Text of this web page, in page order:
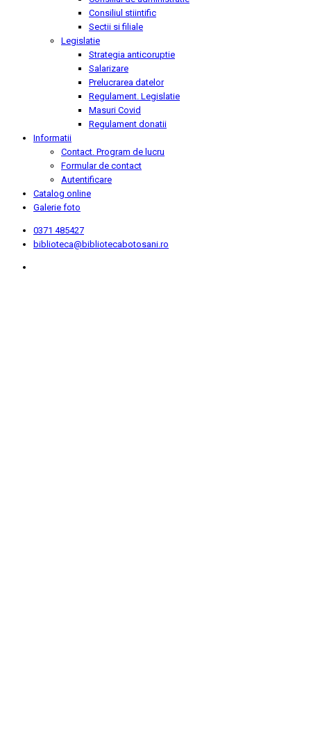
Consiliul stiintific
Sectii si filiale
Legislatie
Strategia anticoruptie
Salarizare
Prelucrarea datelor
Regulament. Legislatie
Masuri Covid
Regulament donatii
Informatii
Contact. Program de lucru
Formular de contact
Autentificare
Catalog online
Galerie foto
0371 485427
biblioteca@bibliotecabotosani.ro